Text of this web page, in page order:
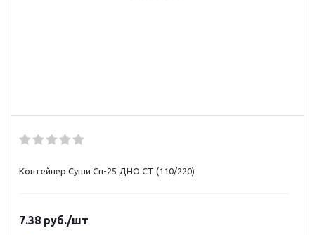
Контейнер Суши Сп-25 ДНО СТ (110/220)
7.38 руб./шт